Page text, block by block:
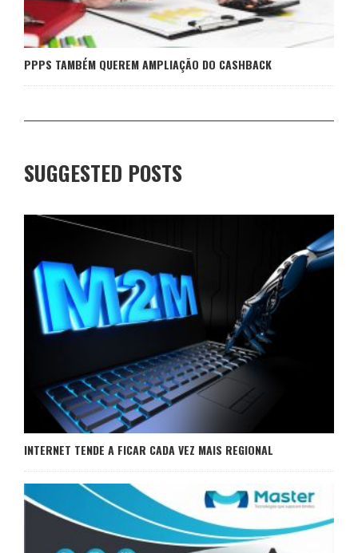
PPPS TAMBÉM QUEREM AMPLIAÇÃO DO CASHBACK
SUGGESTED POSTS
INTERNET TENDE A FICAR CADA VEZ MAIS REGIONAL